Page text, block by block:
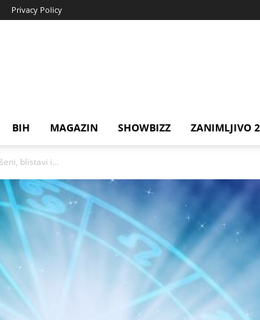
Privacy Policy
BIH MAGAZIN SHOWBIZZ ZANIMLJIVO
blistavi i...